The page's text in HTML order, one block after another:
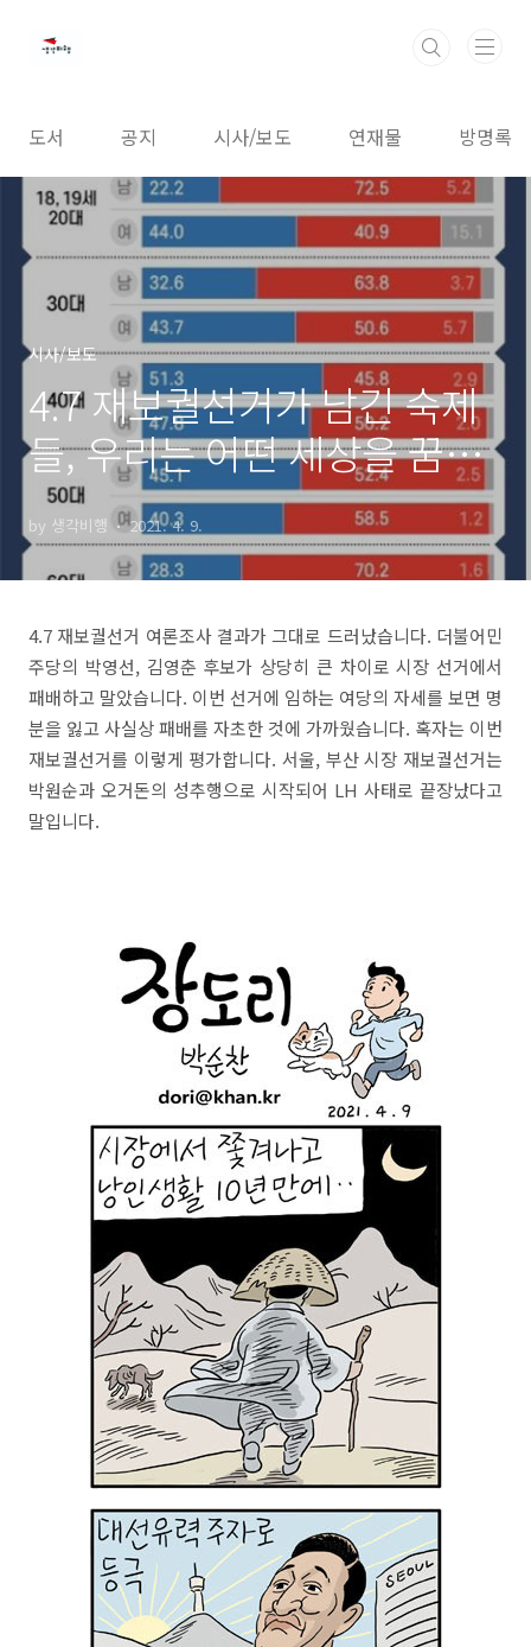
도서 공지 시사/보도 연재물 방명록
시사/보도
4.7 재보궐선거가 남긴 숙제
들, 우리는 어떤 세상을 꿈꾸
며 투표했는가?
by 생각비행 2021. 4. 9.
4.7 재보궐선거 여론조사 결과가 그대로 드러났습니다. 더불어민
주당의 박영선, 김영춘 후보가 상당히 큰 차이로 시장 선거에서
패배하고 말았습니다. 이번 선거에 임하는 여당의 자세를 보면 명
분을 잃고 사실상 패배를 자초한 것에 가까웠습니다. 혹자는 이번
재보궐선거를 이렇게 평가합니다. 서울, 부산 시장 재보궐선거는
박원순과 오거돈의 성추행으로 시작되어 LH 사태로 끝장났다고
말입니다.